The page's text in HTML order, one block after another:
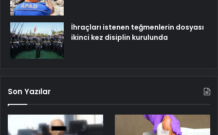
İhraçları istenen teğmenlerin dosyası
ikinci kez disiplin kurulunda
Son Yazılar